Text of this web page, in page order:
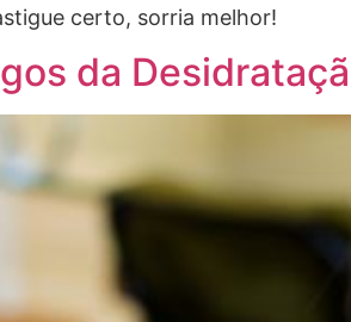
certo, sorria melhor!
da